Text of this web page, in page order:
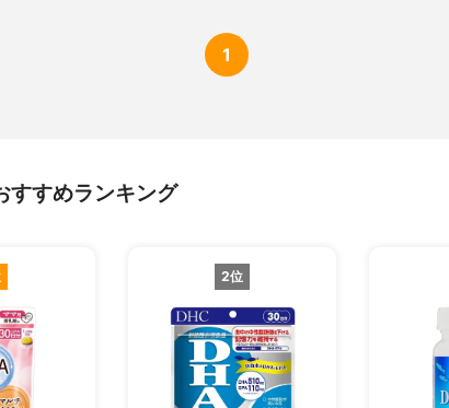
1
すすめランキング
2位